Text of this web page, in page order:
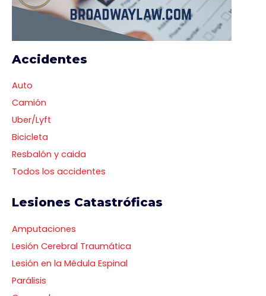
Accidentes
Auto
Camión
Uber/Lyft
Bicicleta
Resbalón y caida
Todos los accidentes
Lesiones Catastróficas
Amputaciones
Lesión Cerebral Traumática
Lesión en la Médula Espinal
Parálisis